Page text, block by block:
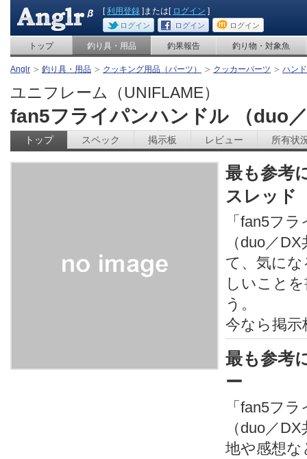
[利用登録 ]または[ ログイン ]
ログイン ログイン ログイン
トップ 釣り具・用品 釣果報告 釣り物・対象魚
Anglr 釣り具・用品 クッキング用品（パーツ） クッカーパーツ ハン
ユニフレーム（UNIFLAME）
fan5フライパンハンドル （duo
トップ スペック 掲示板 レビュー 所有状
最も参考
スレッド
「fan5フ
（duo／
て、気に
しいこと
う。
今なら掲示
最も参考
ー
「fan5フ
（duo／
地や感想